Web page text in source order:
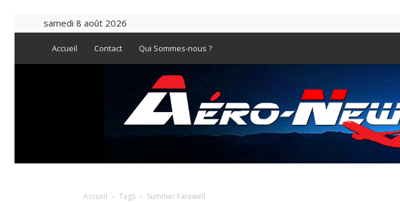
samedi 8 août 2026
Accueil Contact Qui Sommes-nous ?
Accueil Tags Summer Farewell